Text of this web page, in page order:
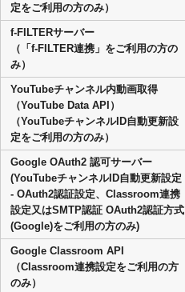
定をご利用の方のみ）
f-FILTERサーバー
（「f-FILTER連携」をご利用の方の
み）
YouTubeチャンネル内動画取得
（YouTube Data API）
（YouTubeチャンネルID自動更新設
定をご利用の方のみ）
Google OAuth2 認可サーバー
(YouTubeチャンネルID自動更新設定
- OAuth2認証設定、Classroom連携
設定又はSMTP認証 OAuth2認証方式
(Google)をご利用の方のみ)
Google Classroom API
（Classroom連携設定をご利用の方
のみ）